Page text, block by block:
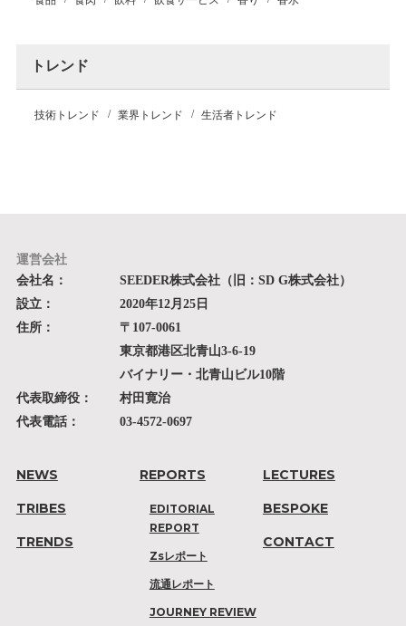
トレンド
技術トレンド 業界トレンド 生活者トレンド
運営会社
会社名：
SEEDER株式会社（旧：SD G株式会社）
設立：
2020年12月25日
住所：
〒107-0061
東京都港区北青山3-6-19
バイナリー・北青山ビル10階
代表取締役：
村田寛治
代表電話：
03-4572-0697
NEWS
TRIBES
TRENDS
REPORTS
EDITORIAL
REPORT
Zsレポート
流通レポート
JOURNEY REVIEW
LECTURES
BESPOKE
CONTACT